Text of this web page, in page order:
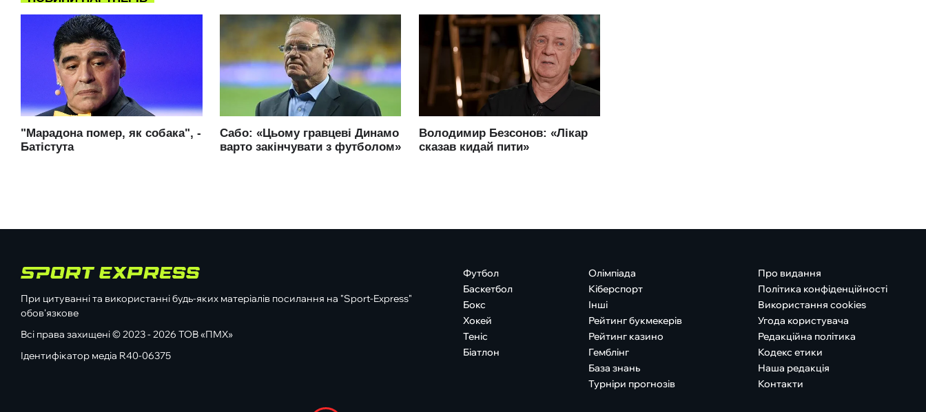
При цитуванні та використанні будь-яких матеріалів посилання на "Sport-Express"
обов'язкове
Всі права захищені © 2023 - 2026 ТОВ «ПМХ»
Ідентифікатор медіа R40-06375
Футбол
Баскетбол
Бокс
Хокей
Теніс
Біатлон
Олімпіада
Кіберспорт
Інші
Рейтинг букмекерів
Рейтинг казино
Гемблінг
База знань
Турніри прогнозів
Про видання
Політика конфіденційності
Використання cookies
Угода користувача
Редакційна політика
Кодекс етики
Наша редакція
Контакти